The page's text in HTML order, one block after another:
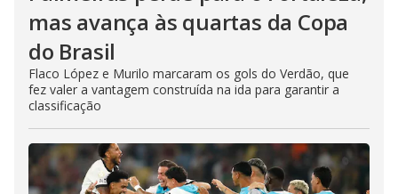
mas avança às quartas da Copa
do Brasil
Flaco López e Murilo marcaram os gols do Verdão, que
fez valer a vantagem construída na ida para garantir a
classificação